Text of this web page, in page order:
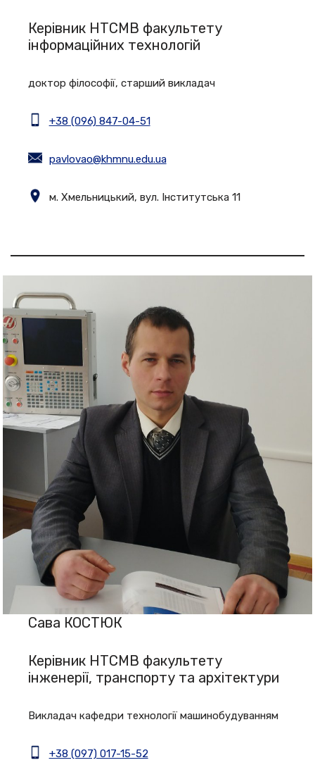
Керівник НТСМВ факультету
інформаційних технологій
доктор філософії, старший викладач
+38 (096) 847-04-51
pavlovao@khmnu.edu.ua
м. Хмельницький, вул. Інститутська 11
Сава КОСТЮК
Керівник НТСМВ факультету
інженерії, транспорту та архітектури
Викладач кафедри технології машинобудуванням
+38 (097) 017-15-52